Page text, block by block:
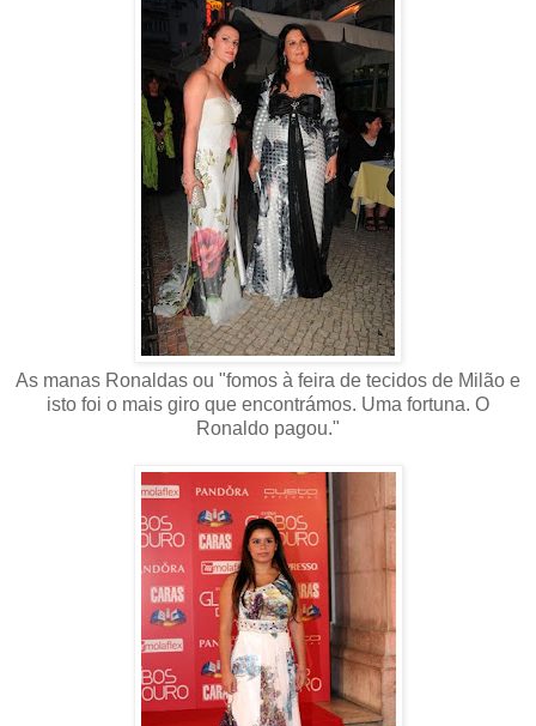
As manas Ronaldas ou "fomos à feira de tecidos de Milão e
isto foi o mais giro que encontrámos. Uma fortuna. O
Ronaldo pagou."